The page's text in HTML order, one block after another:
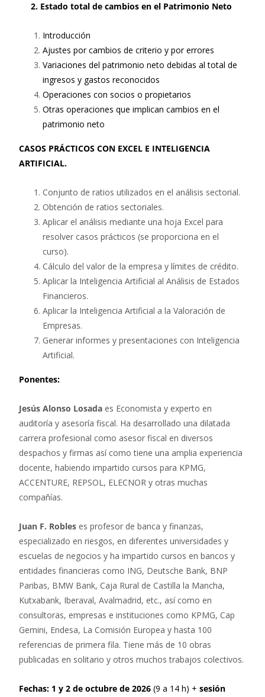
2. Estado total de cambios en el Patrimonio Neto
Introducción
Ajustes por cambios de criterio y por errores
Variaciones del patrimonio neto debidas al total de
ingresos y gastos reconocidos
Operaciones con socios o propietarios
Otras operaciones que implican cambios en el
patrimonio neto
CASOS PRÁCTICOS CON EXCEL E INTELIGENCIA
ARTIFICIAL.
Conjunto de ratios utilizados en el análisis sectorial.
Obtención de ratios sectoriales.
Aplicar el análisis mediante una hoja Excel para
resolver casos prácticos (se proporciona en el
curso).
Cálculo del valor de la empresa y límites de crédito.
Aplicar la Inteligencia Artificial al Análisis de Estados
Financieros.
Aplicar la Inteligencia Artificial a la Valoración de
Empresas.
Generar informes y presentaciones con Inteligencia
Artificial.
Ponentes:
Jesús Alonso Losada es Economista y experto en
auditoría y asesoría fiscal. Ha desarrollado una dilatada
carrera profesional como asesor fiscal en diversos
despachos y firmas así como tiene una amplia experiencia
docente, habiendo impartido cursos para KPMG,
ACCENTURE, REPSOL, ELECNOR y otras muchas
compañías.
Juan F. Robles es profesor de banca y finanzas,
especializado en riesgos, en diferentes universidades y
escuelas de negocios y ha impartido cursos en bancos y
entidades financieras como ING, Deutsche Bank, BNP
Paribas, BMW Bank, Caja Rural de Castilla la Mancha,
Kutxabank, Iberaval, Avalmadrid, etc., así como en
consultoras, empresas e instituciones como KPMG, Cap
Gemini, Endesa, La Comisión Europea y hasta 100
referencias de primera fila. Tiene más de 10 obras
publicadas en solitario y otros muchos trabajos colectivos.
Fechas: 1 y 2 de octubre de 2026 (9 a 14 h) + sesión